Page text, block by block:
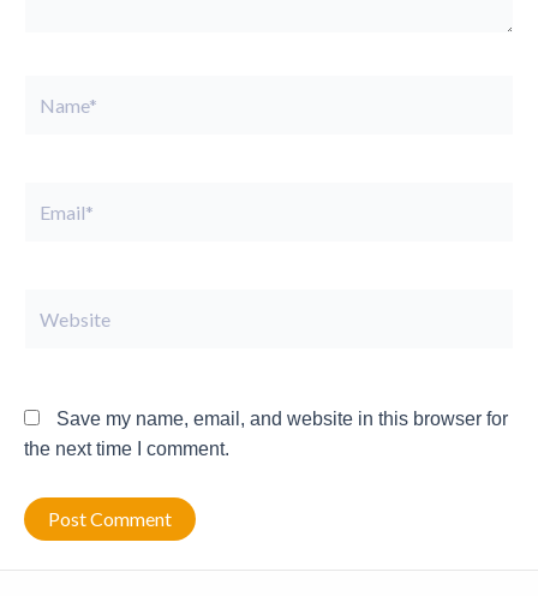
Save my name, email, and website in this browser for
the next time I comment.